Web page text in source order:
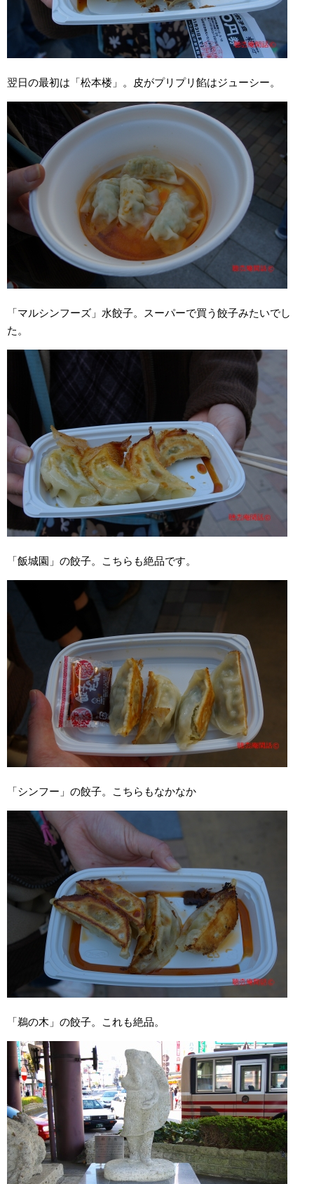
翌日の最初は「松本楼」。皮がプリプリ餡はジューシー。
「マルシンフーズ」水餃子。スーパーで買う餃子みたいでし
た。
「飯城園」の餃子。こちらも絶品です。
「シンフー」の餃子。こちらもなかなか
「鵜の木」の餃子。これも絶品。